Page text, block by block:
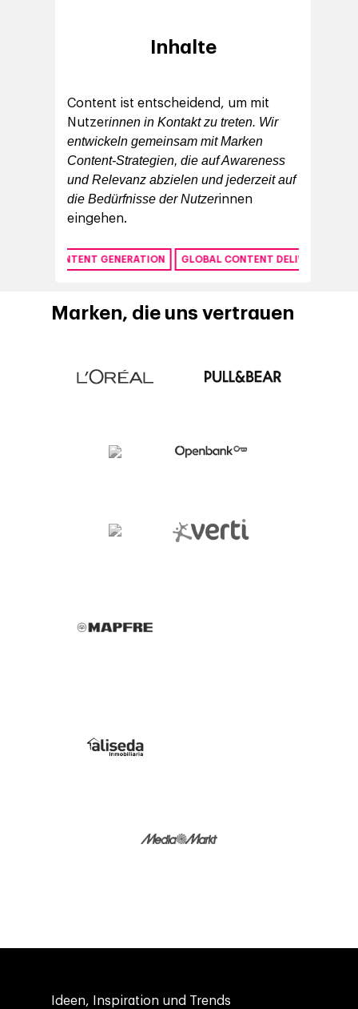
Inhalte
Content ist entscheidend, um mit
Nutzerinnen in Kontakt zu treten. Wir
entwickeln gemeinsam mit Marken
Content-Strategien, die auf Awareness
und Relevanz abzielen und jederzeit auf
die Bedürfnisse der Nutzerinnen
eingehen.
CONTENT GENERATION GLOBAL CONTENT DELIVERY NETWORK
Marken, die uns vertrauen
Ideen, Inspiration und Trends